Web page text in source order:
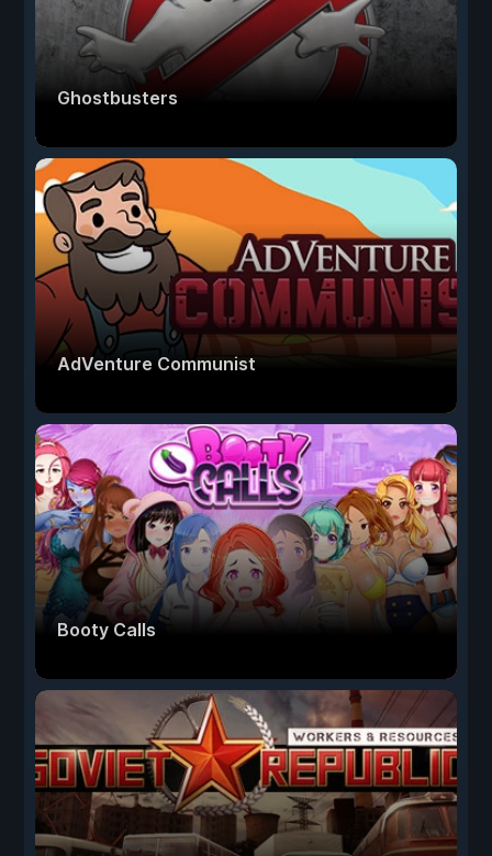
Ghostbusters
AdVenture Communist
Booty Calls